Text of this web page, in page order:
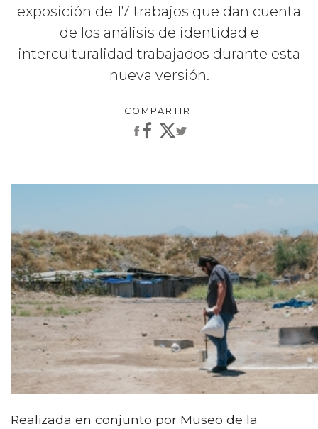
exposición de 17 trabajos que dan cuenta
de los análisis de identidad e
interculturalidad trabajados durante esta
nueva versión.
Realizada en conjunto por Museo de la